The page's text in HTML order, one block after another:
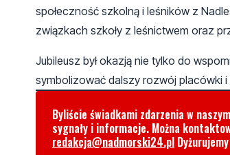
społeczność szkolną i leśników z
związkach szkoły z leśnictwem oraz
Jubileusz był okazją nie tylko do
symbolizować dalszy rozwój placówki
Byliście świadkami zdarzenia w
sygnały i informacje. Można
redakcja@nadmorski24.pl